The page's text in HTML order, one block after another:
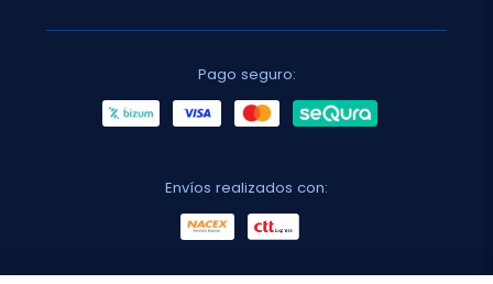
Pago seguro:
Envíos realizados con: